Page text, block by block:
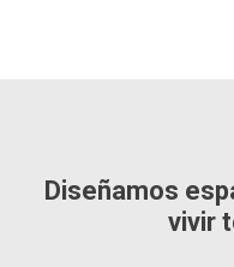
Diseñamos
vivir